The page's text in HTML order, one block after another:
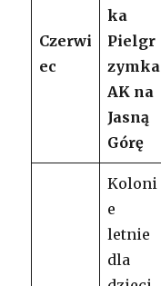
Czerwi
ec
ka
Pielgr
zymka
AK na
Jasną
Górę
Koloni
e
letnie
dla